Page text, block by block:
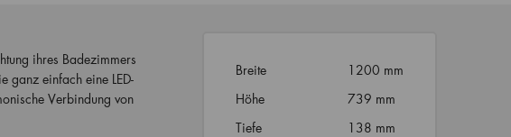
ihres Badezimmers
ganz einfach eine LED-
Verbindung von
Breite
1200 mm
Höhe
739 mm
Tiefe
138 mm